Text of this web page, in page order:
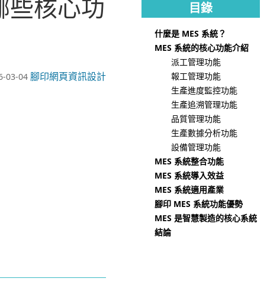
些核心功
03-04 腳印網頁資訊設計
目錄
什麼是 MES 系統？
MES 系統的核心功能介紹
派工管理功能
報工管理功能
生產進度監控功能
生產追溯管理功能
品質管理功能
生產數據分析功能
設備管理功能
MES 系統整合功能
MES 系統導入效益
MES 系統適用產業
腳印 MES 系統功能優勢
MES 是智慧製造的核心系統
結論